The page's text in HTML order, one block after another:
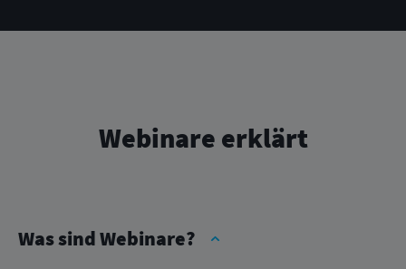
Webinare erklärt
Was sind Webinare?